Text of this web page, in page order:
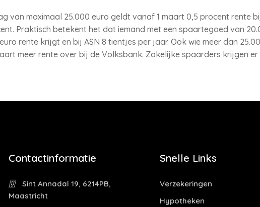
van maximaal 25.000 euro geldt vanaf 1 maart 0,5 procent rente
Praktisch betekent het dat iemand met een spaartegoed van
rente krijgt en bij ASN 8 tientjes per jaar. Ook wie meer dan
meer rente over bij de Volksbank. Zakelijke spaarders krijgen
Contactinformatie
Sint Annadal 19, 6214PB,
Maastricht
Snelle Links
Verzekeringen
Hypotheken